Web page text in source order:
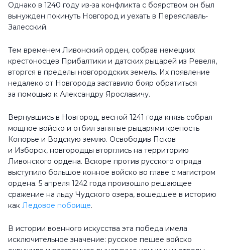
Однако в 1240 году из-за конфликта с боярством он был
вынужден покинуть Новгород и уехать в Переяславль-
Залесский.
Тем временем Ливонский орден, собрав немецких
крестоносцев Прибалтики и датских рыцарей из Ревеля,
вторгся в пределы новгородских земель. Их появление
недалеко от Новгорода заставило бояр обратиться
за помощью к Александру Ярославичу.
Вернувшись в Новгород, весной 1241 года князь собрал
мощное войско и отбил занятые рыцарями крепость
Копорье и Водскую землю. Освободив Псков
и Изборск, новгородцы вторглись на территорию
Ливонского ордена. Вскоре против русского отряда
выступило большое конное войско во главе с магистром
ордена. 5 апреля 1242 года произошло решающее
сражение на льду Чудского озера, вошедшее в историю
как Ледовое побоище.
В истории военного искусства эта победа имела
исключительное значение: русское пешее войско